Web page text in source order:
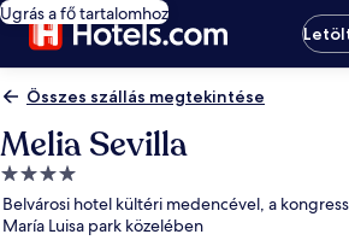
Ugrás a fő tartalomhoz
Összes szállás megtekintése
Melia Sevilla
4.0
csillagos
szálláshely
Belvárosi hotel kültéri medencével, a
María Luisa park közelében